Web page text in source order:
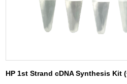
HP 1st Strand cDNA Synthesis Kit